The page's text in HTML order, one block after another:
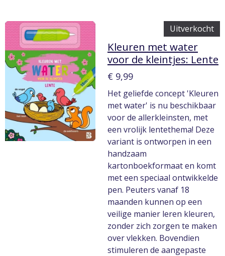
Uitverkocht
Kleuren met water
voor de kleintjes: Lente
€ 9,99
Het geliefde concept 'Kleuren
met water' is nu beschikbaar
voor de allerkleinsten, met
een vrolijk lentethema! Deze
variant is ontworpen in een
handzaam
kartonboekformaat en komt
met een speciaal ontwikkelde
pen. Peuters vanaf 18
maanden kunnen op een
veilige manier leren kleuren,
zonder zich zorgen te maken
over vlekken. Bovendien
stimuleren de aangepaste